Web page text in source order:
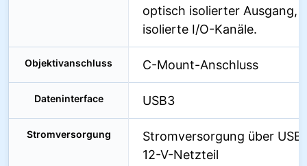
optisch isolierter Ausgang,
isolierte I/O-Kanäle.
Objektivanschluss C-Mount-Anschluss
Dateninterface USB3
Stromversorgung
Stromversorgung über
12-V-Netzteil